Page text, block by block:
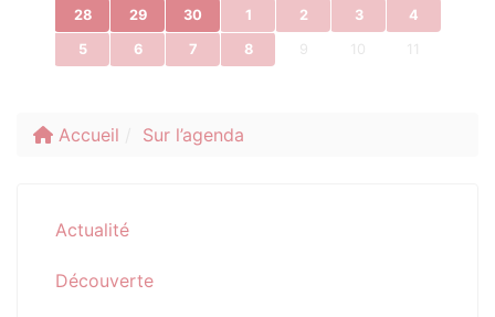
28 29 30 1 2 3 4
5 6 7 8 9 10
Accueil Sur l’agenda
Actualité
Découverte